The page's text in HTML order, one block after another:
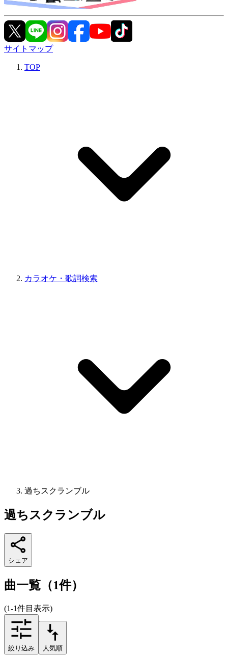
サイトマップ
TOP
カラオケ・歌詞検索
過ちスクランブル
過ちスクランブル
シェア
曲一覧（1件）
(1-1件目表示)
絞り込み 人気順